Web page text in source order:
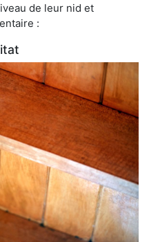
de leur nid et
: